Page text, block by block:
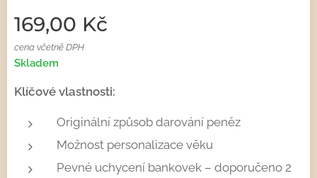
169,00 Kč
cena včetně DPH
Skladem
Klíčové vlastnosti:
Originální způsob darování peněz
Možnost personalizace věku
Pevné uchycení bankovek – doporučeno 2